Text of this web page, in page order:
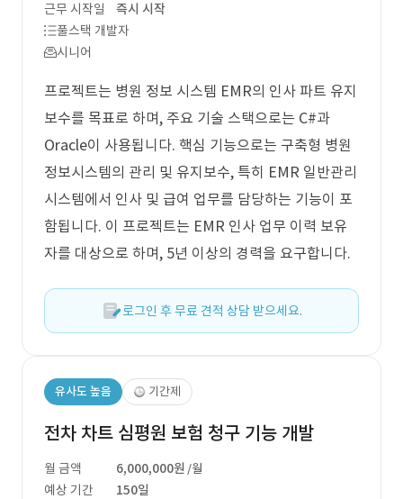
근무 시작일
즉시 시작
풀스택 개발자
시니어
프로젝트는 병원 정보 시스템 EMR의 인사 파트 유지
보수를 목표로 하며, 주요 기술 스택으로는 C#과
Oracle이 사용됩니다. 핵심 기능으로는 구축형 병원
정보시스템의 관리 및 유지보수, 특히 EMR 일반관리
시스템에서 인사 및 급여 업무를 담당하는 기능이 포
함됩니다. 이 프로젝트는 EMR 인사 업무 이력 보유
자를 대상으로 하며, 5년 이상의 경력을 요구합니다.
로그인 후 무료 견적 상담 받으세요.
유사도 높음 기간제
전차 차트 심평원 보험 청구 기능 개발
월 금액 6,000,000원 /월
예상 기간
150일